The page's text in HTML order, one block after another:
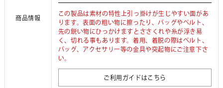
商品情報
この製品は素材の特性上引っ掛けが生じやすい面があ
ります。表面の粗い物に擦ったり、バッグやベルト、
先の鋭い物にひっかけますとささくれや糸が浮き易
く、切れる事もあります。着用、着脱の際はベルト、
バッグ、アクセサリー等の金具や突起物にご注意下さ
い。
ご利用ガイドはこちら